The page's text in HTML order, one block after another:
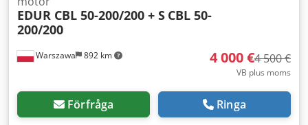
Warszawa 892 km
EDUR CBL 50-200/200 + S CBL 50-
200/200
4 000 €4 500 €
VB plus moms
Förfråga Ringa